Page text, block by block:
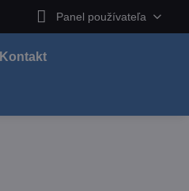
Panel používateľa
Kontakt